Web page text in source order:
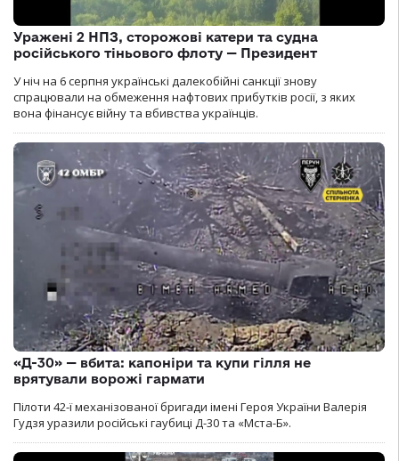
Уражені 2 НПЗ, сторожові катери та судна
російського тіньового флоту — Президент
У ніч на 6 серпня українські далекобійні санкції знову
спрацювали на обмеження нафтових прибутків росії, з яких
вона фінансує війну та вбивства українців.
«Д-30» — вбита: капоніри та купи гілля не
врятували ворожі гармати
Пілоти 42-ї механізованої бригади імені Героя України Валерія
Гудзя уразили російські гаубиці Д-30 та «Мста-Б».